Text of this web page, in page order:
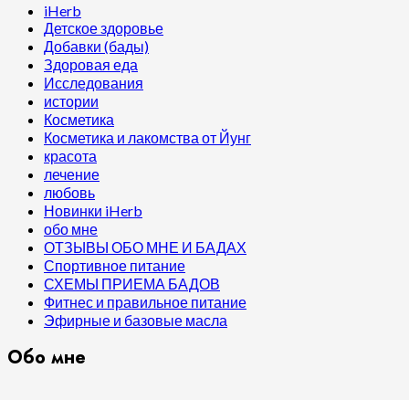
iHerb
Детское здоровье
Добавки (бады)
Здоровая еда
Исследования
истории
Косметика
Косметика и лакомства от Йунг
красота
лечение
любовь
Новинки iHerb
обо мне
ОТЗЫВЫ ОБО МНЕ И БАДАХ
Спортивное питание
СХЕМЫ ПРИЕМА БАДОВ
Фитнес и правильное питание
Эфирные и базовые масла
Обо мне